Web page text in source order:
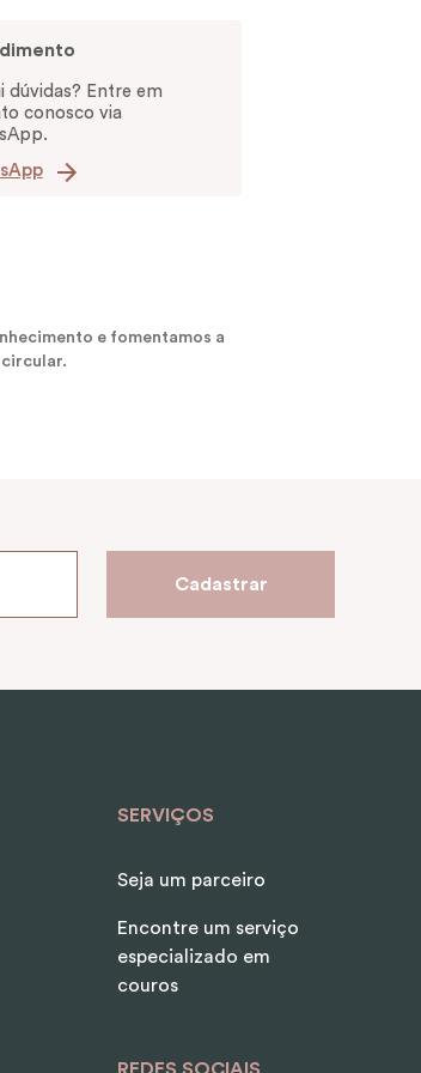
dúvidas? Entre em
conosco via
e fomentamos a
Cadastrar
SERVIÇOS
Seja um parceiro
Encontre um serviço
especializado em
couros